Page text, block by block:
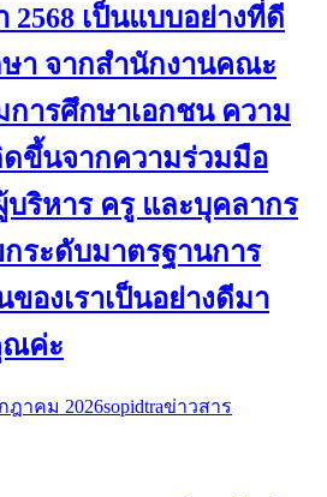
2568 เป็นแบบอย่างที่ดี
า จากสำนักงานคณะ
การศึกษาเอกชน ความ
ดขึ้นจากความร่วมมือ
ริหาร ครู และบุคลากร
ระดับมาตรฐานการ
องเราเป็นอย่างดีมา
ณค่ะ
ฎาคม 2026sopidtraข่าวสาร